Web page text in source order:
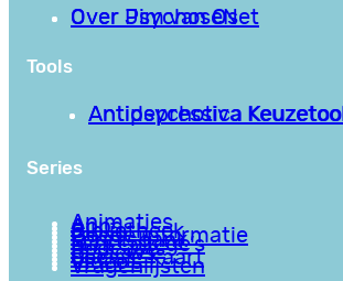
Over PsychoseNet
Over Jim van Os
Tools
Antipsychotica Keuzetool
Antidepressiva Keuzetool
Series
Animaties
Apps
Bibliotheek
Goede informatie
Kennisbank
Mini college’s
Podcasts
Reviews
Sociale Kaart
Video’s
Vragenlijsten